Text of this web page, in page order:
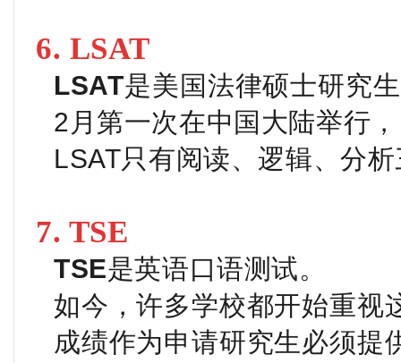
6. LSAT
LSAT是美国法律硕士研究
2月第一次在中国大陆举行
LSAT只有阅读、逻辑、分
7. TSE
TSE是英语口语测试。
如今，许多学校都开始重视
成绩作为申请研究生必须提